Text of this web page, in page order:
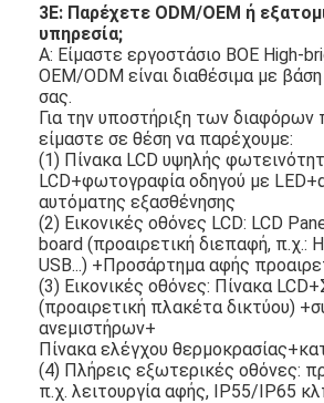
3Ε: Παρέχετε ODM/OEM ή
υπηρεσία;
Α: Είμαστε εργοστάσιο BOE High-
OEM/ODM είναι διαθέσιμα με
σας.
Για την υποστήριξη των διαφόρων
είμαστε σε θέση να παρέχουμε:
(1) Πίνακα LCD υψηλής
LCD+φωτογραφία οδηγού με
αυτόματης εξασθένησης
(2) Εικονικές οθόνες LCD: LCD
board (προαιρετική διεπαφή, π.χ.:
USB...) +Προσάρτημα αφής
(3) Εικονικές οθόνες: Πίνακα
(προαιρετική πλακέτα δικτύου)
ανεμιστήρων+
Πίνακα ελέγχου
(4) Πλήρεις εξωτερικές οθόνες:
π.χ. λειτουργία αφής, IP55/IP65